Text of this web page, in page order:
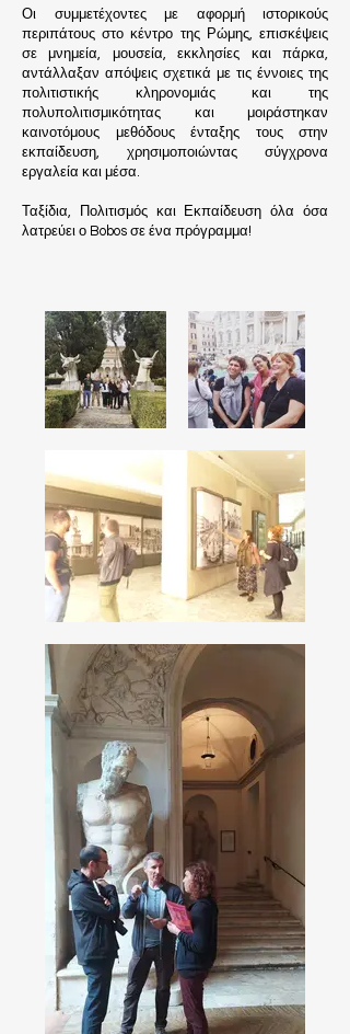
Οι συμμετέχοντες με αφορμή ιστορικούς
περιπάτους στο κέντρο της Ρώμης, επισκέψεις
σε μνημεία, μουσεία, εκκλησίες και πάρκα,
αντάλλαξαν απόψεις σχετικά με τις έννοιες της
πολιτιστικής κληρονομιάς και της
πολυπολιτισμικότητας και μοιράστηκαν
καινοτόμους μεθόδους ένταξης τους στην
εκπαίδευση, χρησιμοποιώντας σύγχρονα
εργαλεία και μέσα.
Ταξίδια, Πολιτισμός και Εκπαίδευση όλα όσα
λατρεύει ο Bobos σε ένα πρόγραμμα!